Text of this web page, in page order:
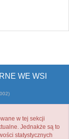
WE WSI
w tej sekcji
Jednakże są to
statystycznych